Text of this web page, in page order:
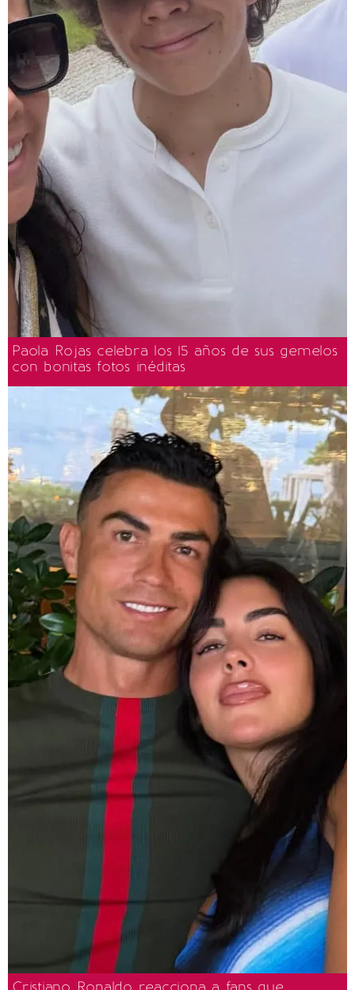
Paola Rojas celebra los 15 años de sus gemelos
con bonitas fotos inéditas